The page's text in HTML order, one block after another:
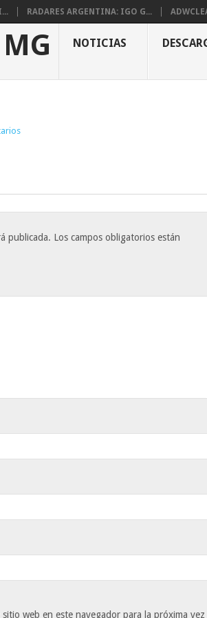
RADARES ARGENTINA: IGO G...
NOTICIAS
publicada. Los campos obligatorios están
web en este navegador para la próxima vez